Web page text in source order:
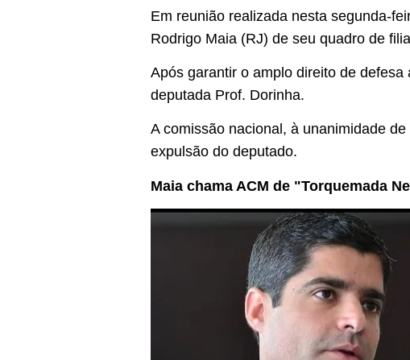
Em reunião realizada nesta segunda-
Rodrigo Maia (RJ) de seu quadro de
Após garantir o amplo direito de
deputada Prof. Dorinha.
A comissão nacional, à unanimidade
expulsão do deputado.
Maia chama ACM de "Torquemada